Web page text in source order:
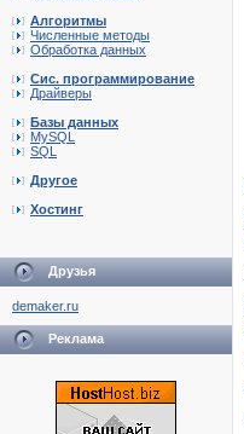
Алгоритмы
Численные методы
Обработка данных
Сис. программирование
Драйверы
Базы данных
MySQL
SQL
Другое
Хостинг
Друзья
demaker.ru
Реклама